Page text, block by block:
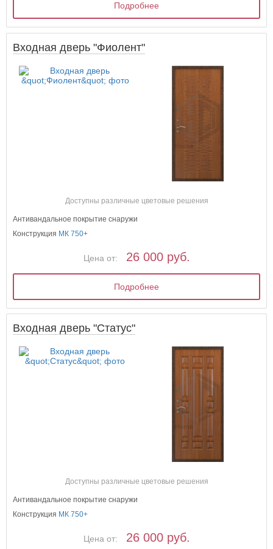
Подробнее
Входная дверь "Фиолент"
Доступны различные цветовые решения
Антивандальное покрытие снаружи
Конструкция МК 750+
Цена от: 26 000 руб.
Подробнее
Входная дверь "Статус"
Доступны различные цветовые решения
Антивандальное покрытие снаружи
Конструкция МК 750+
Цена от: 26 000 руб.